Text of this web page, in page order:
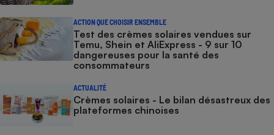
ACTION QUE CHOISIR ENSEMBLE
Test des crèmes solaires vendues sur
Temu, Shein et AliExpress - 9 sur 10
dangereuses pour la santé des
consommateurs
ACTUALITÉ
Crèmes solaires - Le bilan désastreux des
plateformes chinoises